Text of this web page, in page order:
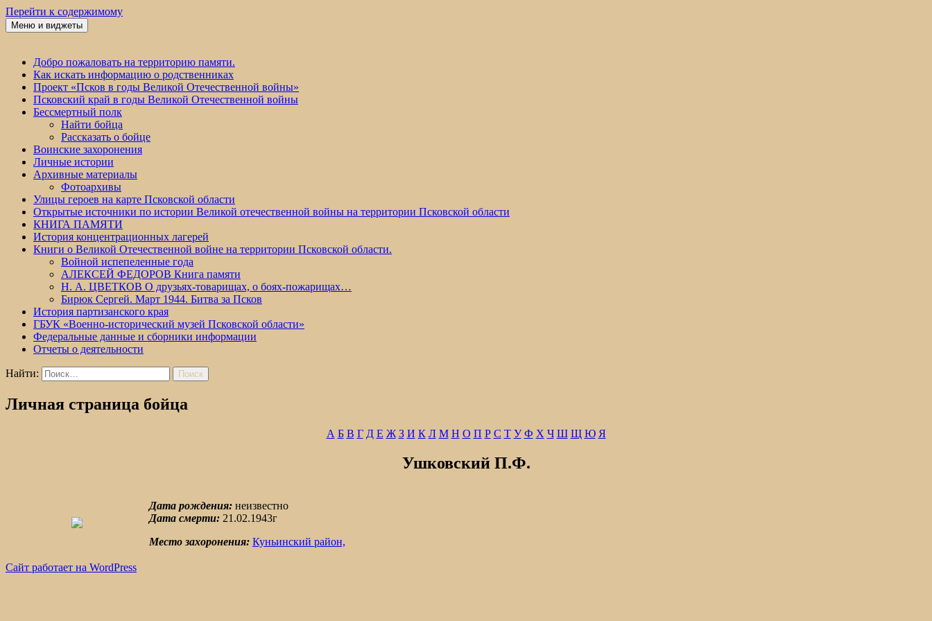
Перейти к содержимому
Победа 60
Меню и виджеты
Добро пожаловать на территорию памяти.
Как искать информацию о родственниках
Проект «Псков в годы Великой Отечественной войны»
Псковский край в годы Великой Отечественной войны
Бессмертный полк
Найти бойца
Рассказать о бойце
Воинские захоронения
Личные истории
Архивные материалы
Фотоархивы
Улицы героев на карте Псковской области
Открытые источники по истории Великой отечественной войны на территории Псковской области
КНИГА ПАМЯТИ
История концентрационных лагерей
Книги о Великой Отечественной войне на территории Псковской области.
Войной испепеленные года
АЛЕКСЕЙ ФЕДОРОВ Книга памяти
Н. А. ЦВЕТКОВ О друзьях-товарищах, о боях-пожарищах…
Бирюк Сергей. Март 1944. Битва за Псков
История партизанского края
ГБУК «Военно-исторический музей Псковской области»
Федеральные данные и сборники информации
Отчеты о деятельности
Найти:
Личная страница бойца
А Б В Г Д Е Ж З И К Л М Н О П Р С Т У Ф Х Ч Ш Щ Ю Я
Ушковский П.Ф.
Дата рождения: неизвестно
Дата смерти: 21.02.1943г
Место захоронения: Куньинский район,
Сайт работает на WordPress